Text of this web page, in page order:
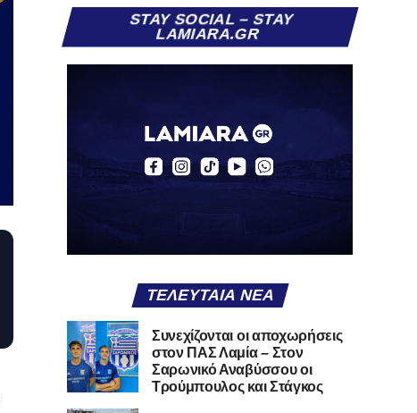
STAY SOCIAL – STAY
LAMIARA.GR
ΤΕΛΕΥΤΑΊΑ ΝΈΑ
Συνεχίζονται οι αποχωρήσεις
στον ΠΑΣ Λαμία – Στον
Σαρωνικό Αναβύσσου οι
Τρούμπουλος και Στάγκος